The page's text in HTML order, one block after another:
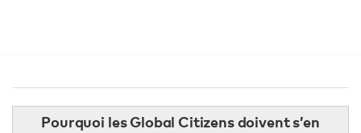
Pourquoi les Global Citizens doivent s’en